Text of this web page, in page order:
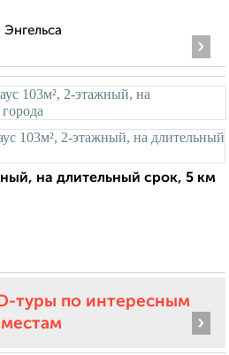
›
на длительный срок, 5 км
туры по интересным
местам
›